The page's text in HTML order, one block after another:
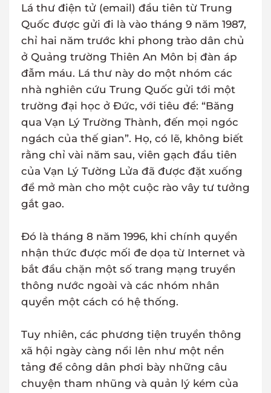
Lá thư điện tử (email) đầu tiên từ Trung
Quốc được gửi đi là vào tháng 9 năm 1987,
chỉ hai năm trước khi phong trào dân chủ
ở Quảng trường Thiên An Môn bị đàn áp
đẫm máu. Lá thư này do một nhóm các
nhà nghiên cứu Trung Quốc gửi tới một
trường đại học ở Đức, với tiêu đề: “Băng
qua Vạn Lý Trường Thành, đến mọi ngóc
ngách của thế gian”. Họ, có lẽ, không biết
rằng chỉ vài năm sau, viên gạch đầu tiên
của Vạn Lý Tường Lửa đã được đặt xuống
để mở màn cho một cuộc rào vây tư tưởng
gắt gao.
Đó là tháng 8 năm 1996, khi chính quyền
nhận thức được mối đe dọa từ Internet và
bắt đầu chặn một số trang mạng truyền
thông nước ngoài và các nhóm nhân
quyền một cách có hệ thống.
Tuy nhiên, các phương tiện truyền thông
xã hội ngày càng nổi lên như một nền
tảng để công dân phơi bày những câu
chuyện tham nhũng và quản lý kém của